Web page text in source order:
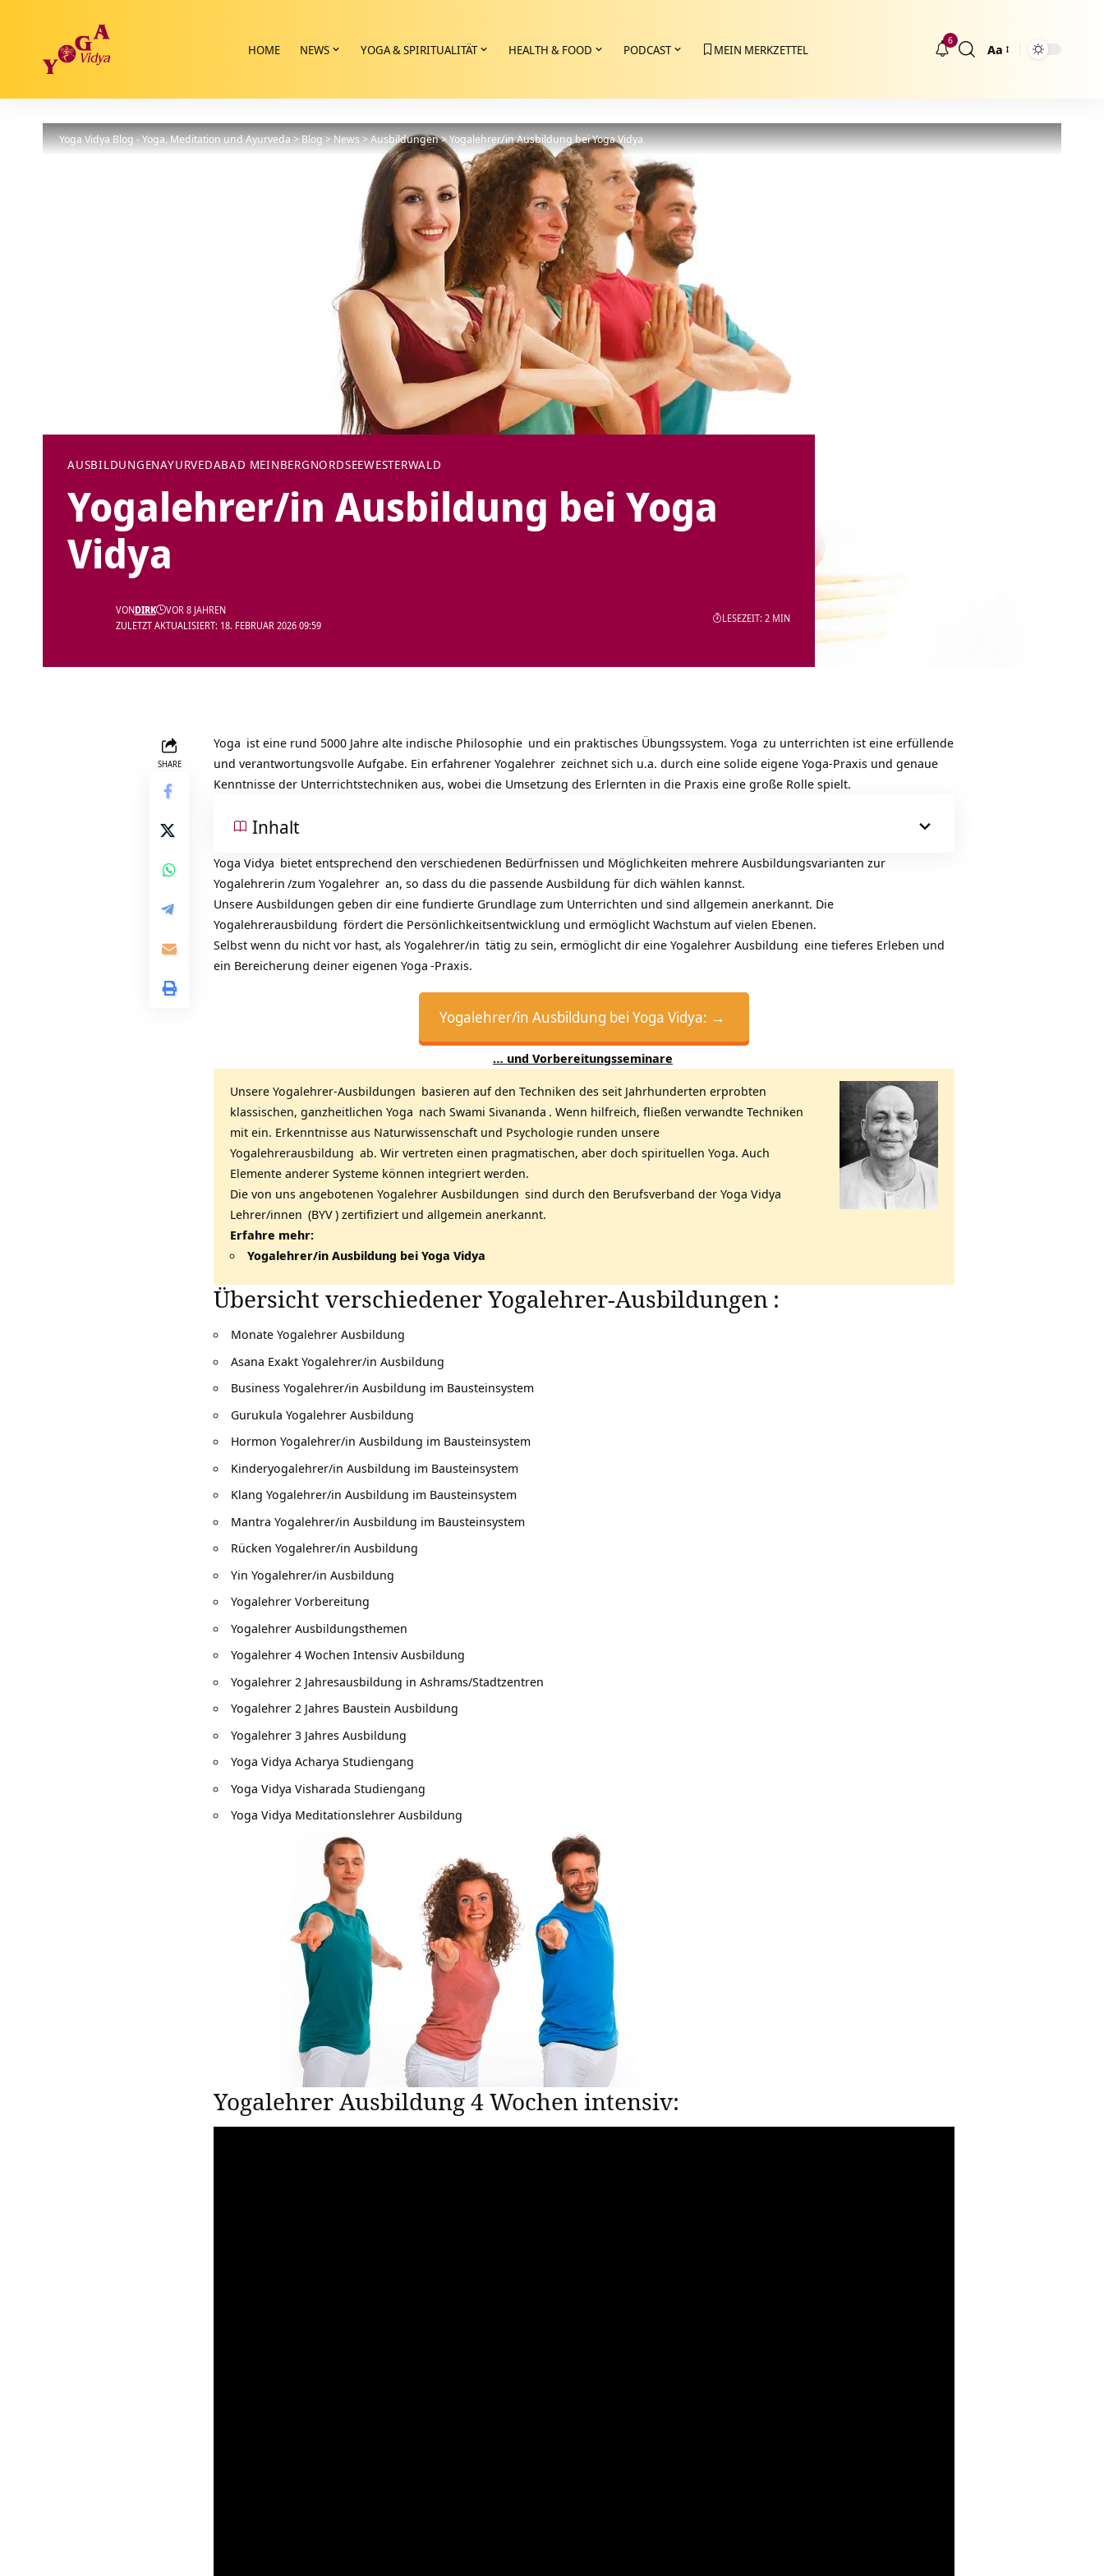
HOME NEWS YOGA & SPIRITUALITÄT HEALTH & FOOD PODCAST MEIN MERKZETTEL
6
Größenänderung
Aa
Yoga Vidya Blog - Yoga, Meditation und Ayurveda>Blog>News>Ausbildungen>Yogalehrer/in Ausbildung bei Yoga Vidya
AUSBILDUNGENAYURVEDABAD MEINBERGNORDSEEWESTERWALD
Yogalehrer/in Ausbildung bei Yoga
Vidya
ZULETZT AKTUALISIERT: 18. FEBRUAR 2026 09:59
VONDIRK VOR 8 JAHREN
LESEZEIT: 2 MIN
SHARE
Yoga ist eine rund 5000 Jahre alte indische Philosophie und ein praktisches Übungssystem. Yoga zu unterrichten ist eine erfüllende
und verantwortungsvolle Aufgabe. Ein erfahrener Yogalehrer zeichnet sich u.a. durch eine solide eigene Yoga-Praxis und genaue
Kenntnisse der Unterrichtstechniken aus, wobei die Umsetzung des Erlernten in die Praxis eine große Rolle spielt.
Inhalt
Yoga Vidya bietet entsprechend den verschiedenen Bedürfnissen und Möglichkeiten mehrere Ausbildungsvarianten zur
Yogalehrerin /zum Yogalehrer an, so dass du die passende Ausbildung für dich wählen kannst.
Unsere Ausbildungen geben dir eine fundierte Grundlage zum Unterrichten und sind allgemein anerkannt. Die
Yogalehrerausbildung fördert die Persönlichkeitsentwicklung und ermöglicht Wachstum auf vielen Ebenen.
Selbst wenn du nicht vor hast, als Yogalehrer/in tätig zu sein, ermöglicht dir eine Yogalehrer Ausbildung eine tieferes Erleben und
ein Bereicherung deiner eigenen Yoga -Praxis.
Yogalehrer/in Ausbildung bei Yoga Vidya: →
… und Vorbereitungsseminare
Unsere Yogalehrer-Ausbildungen basieren auf den Techniken des seit Jahrhunderten erprobten
klassischen, ganzheitlichen Yoga nach Swami Sivananda . Wenn hilfreich, fließen verwandte Techniken
mit ein. Erkenntnisse aus Naturwissenschaft und Psychologie runden unsere
Yogalehrerausbildung ab. Wir vertreten einen pragmatischen, aber doch spirituellen Yoga. Auch
Elemente anderer Systeme können integriert werden.
Die von uns angebotenen Yogalehrer Ausbildungen sind durch den Berufsverband der Yoga Vidya
Lehrer/innen (BYV) zertifiziert und allgemein anerkannt.
Erfahre mehr:
Yogalehrer/in Ausbildung bei Yoga Vidya
Übersicht verschiedenerYogalehrer-Ausbildungen :
Monate Yogalehrer Ausbildung
Asana Exakt Yogalehrer/in Ausbildung
Business Yogalehrer/in Ausbildung im Bausteinsystem
Gurukula Yogalehrer Ausbildung
Hormon Yogalehrer/in Ausbildung im Bausteinsystem
Kinderyogalehrer/in Ausbildung im Bausteinsystem
Klang Yogalehrer/in Ausbildung im Bausteinsystem
Mantra Yogalehrer/in Ausbildung im Bausteinsystem
Rücken Yogalehrer/in Ausbildung
Yin Yogalehrer/in Ausbildung
Yogalehrer Vorbereitung
Yogalehrer Ausbildungsthemen
Yogalehrer 4 Wochen Intensiv Ausbildung
Yogalehrer 2 Jahresausbildung in Ashrams/Stadtzentren
Yogalehrer 2 Jahres Baustein Ausbildung
Yogalehrer 3 Jahres Ausbildung
Yoga Vidya Acharya Studiengang
Yoga Vidya Visharada Studiengang
Yoga Vidya Meditationslehrer Ausbildung
Yogalehrer Ausbildung 4 Wochen intensiv: